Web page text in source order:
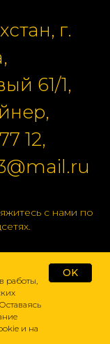
работы,
и на
OK
г.
61/1,
12,
с нами по